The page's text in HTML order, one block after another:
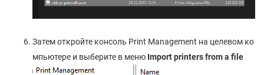
Затем откройте консоль Print Management на целевом ко
мпьютере и выберите в меню Import printers from a file